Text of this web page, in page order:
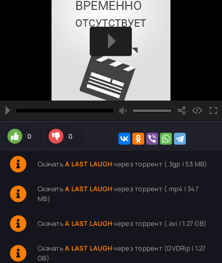
0 0
СкачатьA LAST LAUGHчерез торрент (.3gp | 53 MB)
СкачатьA LAST LAUGHчерез торрент (.mp4 | 347
MB)
СкачатьA LAST LAUGHчерез торрент (.avi | 1.27 GB)
СкачатьA LAST LAUGHчерез торрент (DVDRip | 1.27
GB)